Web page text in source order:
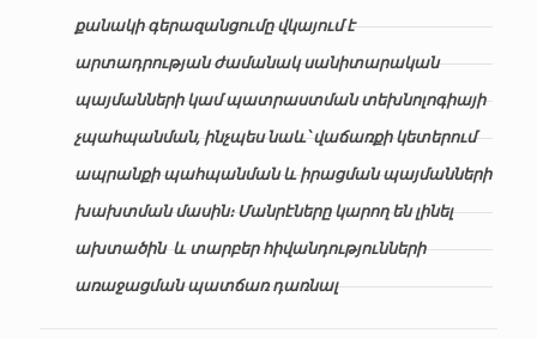
քանակի գերազանցումը վկայում է
արտադրության ժամանակ սանիտարական
պայմանների կամ պատրաստման տեխնոլոգիայի
չպահպանման, ինչպես նաև՝ վաճառքի կետերում
ապրանքի պահպանման և իրացման պայմանների
խախտման մասին։ Մանրէները կարող են լինել
ախտածին և տարբեր հիվանդությունների
առաջացման պատճառ դառնալ